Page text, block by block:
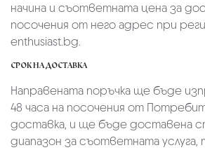
начина и съответната цена за
посочения от него адрес при
enthusiast.bg.
СРОК НА ДОСТАВКА
Направената поръчка ще бъде
48 часа на посочения от
доставка, и ще бъде доставена
диапазон за съответната